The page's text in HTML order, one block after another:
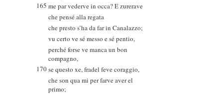
165 me par vederve in occa? E zurerave
che pensé alla regata
che presto s’ha da far in Canalazzo;
vu certo ve sé messo e sé pentio,
perché forse ve manca un bon
compagno,
170se questo xe, fradel feve coraggio,
che son qua mi per farve aver el
primo;